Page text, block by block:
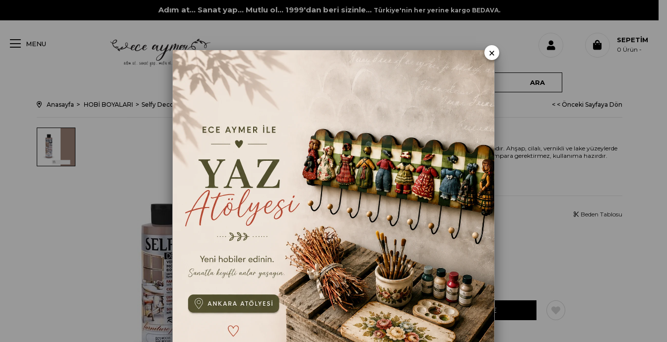
Adım at... Sanat yap... Mutlu ol... 1999'dan beri sizinle... Türkiye'nin her yerine kargo BEDAVA.
MENU SEPETIM
0 Ürün
Anasayfa HOBİ BOYALARI Selfy Decor Vernikli Mobilya Dönüşüm Boyaları SELFY DECOR 852 MOCHA < < Önceki Sayfaya Dön
SELFY DECOR 852 MOCHA
Selfy Decor su bazlı, kendinden vernikli dekoratif boyadır. Ahşap, cilalı, vernikli ve lake yüzeylerde
zahmetsizce uygulanır, soft mat görünüm sağlar. Zımpara gerektirmez, kullanıma hazırdır.
₺1.024,00
Renk Beden Tablosu
Ölçü
500cc 240cc
TAVSIYE ET YORUM YAZ
×